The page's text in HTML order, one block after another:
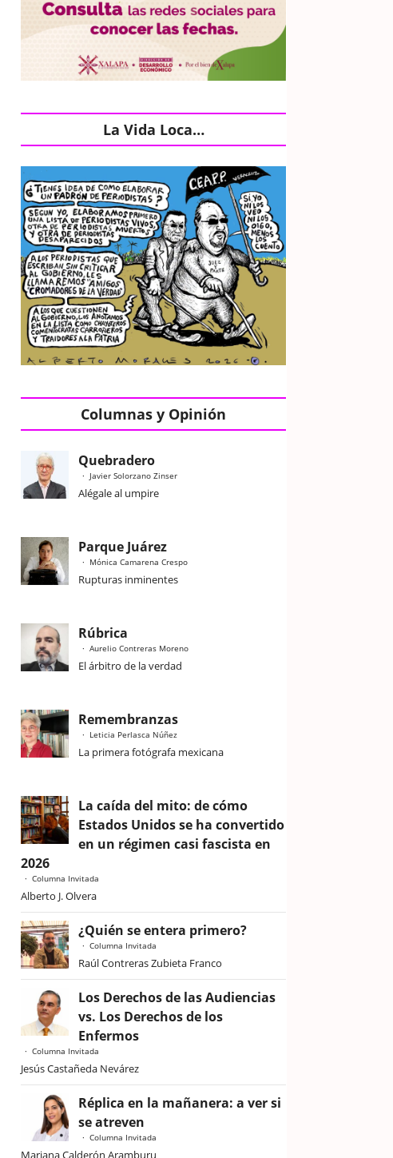
La Vida Loca…
Columnas y Opinión
Quebradero
Javier Solorzano Zinser
Alégale al umpire
Parque Juárez
Mónica Camarena Crespo
Rupturas inminentes
Rúbrica
Aurelio Contreras Moreno
El árbitro de la verdad
Remembranzas
Leticia Perlasca Núñez
La primera fotógrafa mexicana
La caída del mito: de cómo
Estados Unidos se ha convertido
en un régimen casi fascista en
2026
Columna Invitada
Alberto J. Olvera
¿Quién se entera primero?
Columna Invitada
Raúl Contreras Zubieta Franco
Los Derechos de las Audiencias
vs. Los Derechos de los
Enfermos
Columna Invitada
Jesús Castañeda Nevárez
Réplica en la mañanera: a ver si
se atreven
Columna Invitada
Mariana Calderón Aramburu